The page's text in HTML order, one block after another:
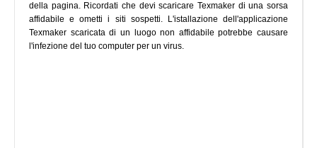
della pagina. Ricordati che devi scaricare Texmaker di una sorsa
affidabile e ometti i siti sospetti. L'istallazione dell'applicazione
Texmaker scaricata di un luogo non affidabile potrebbe causare
l'infezione del tuo computer per un virus.